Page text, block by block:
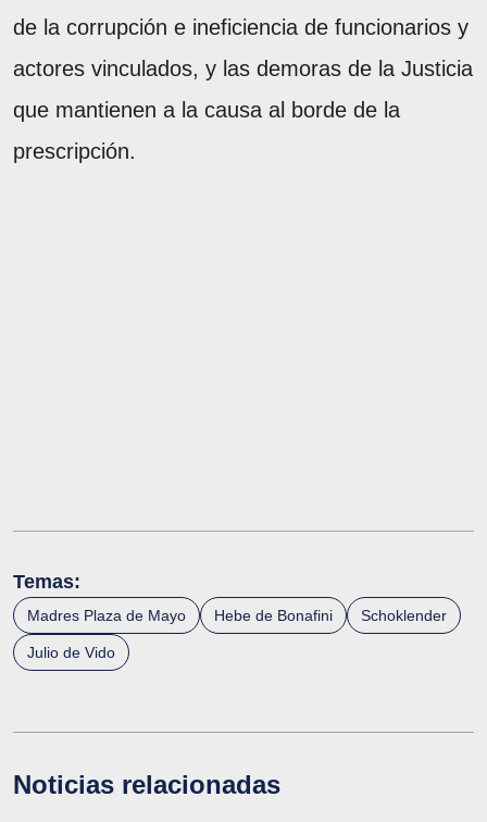
de la corrupción e ineficiencia de funcionarios y
actores vinculados, y las demoras de la Justicia
que mantienen a la causa al borde de la
prescripción.
Temas:
Madres Plaza de Mayo Hebe de Bonafini Schoklender
Julio de Vido
Noticias relacionadas